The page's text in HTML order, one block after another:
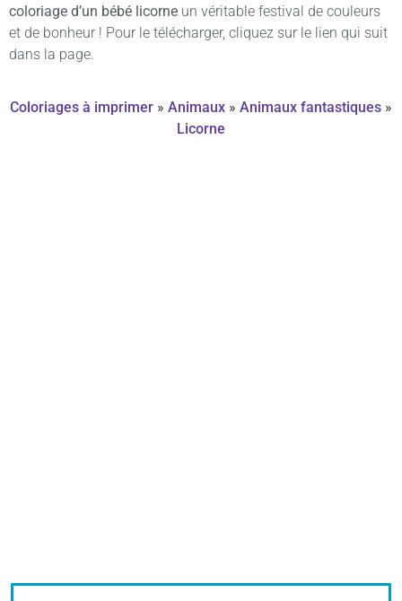
coloriage d’un bébé licorne un véritable festival de couleurs
et de bonheur ! Pour le télécharger, cliquez sur le lien qui suit
dans la page.
Coloriages à imprimer » Animaux » Animaux fantastiques »
Licorne